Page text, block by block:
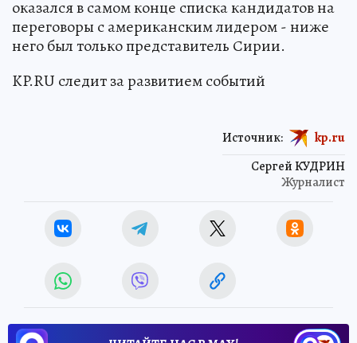
оказался в самом конце списка кандидатов на
переговоры с американским лидером - ниже
него был только представитель Сирии.
KP.RU следит за развитием событий
Сергей КУДРИН
Журналист
Источник: kp.ru